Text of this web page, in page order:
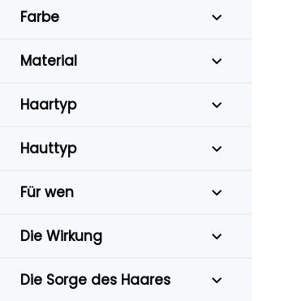
Farbe
Material
Haartyp
Hauttyp
Für wen
Die Wirkung
Die Sorge des Haares